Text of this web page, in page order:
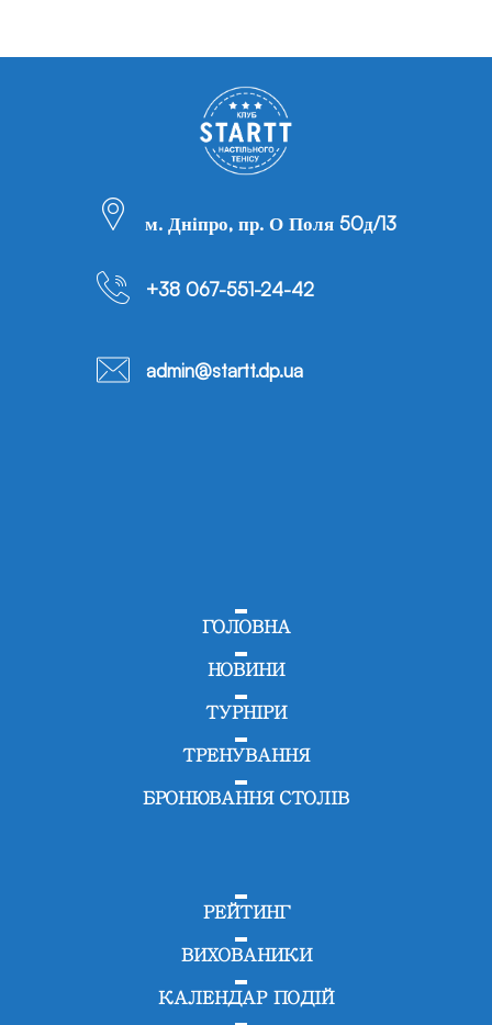
м. Дніпро, пр. О Поля 50д/13
+38 067-551-24-42
admin@startt.dp.ua
ГОЛОВНА
НОВИНИ
ТУРНІРИ
ТРЕНУВАННЯ
БРОНЮВАННЯ СТОЛІВ
РЕЙТИНГ
ВИХОВАНИКИ
КАЛЕНДАР ПОДІЙ